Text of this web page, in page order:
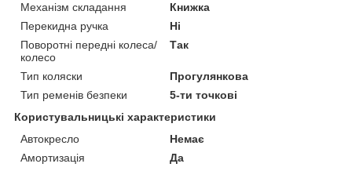
Механізм складання
Книжка
Перекидна ручка
Ні
Поворотні передні колеса/
колесо
Так
Тип коляски
Прогулянкова
Тип ременів безпеки
5-ти точкові
Користувальницькі характеристики
Автокресло
Немає
Амортизація
Да